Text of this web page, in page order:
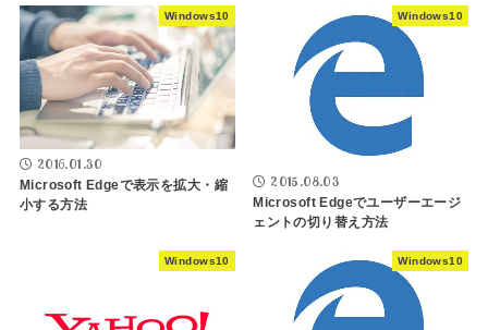
Windows10
2016.01.30
Microsoft Edgeで表示を拡大・縮
小する方法
Windows10
2015.08.03
Microsoft Edgeでユーザーエージ
ェントの切り替え方法
Windows10 Windows10